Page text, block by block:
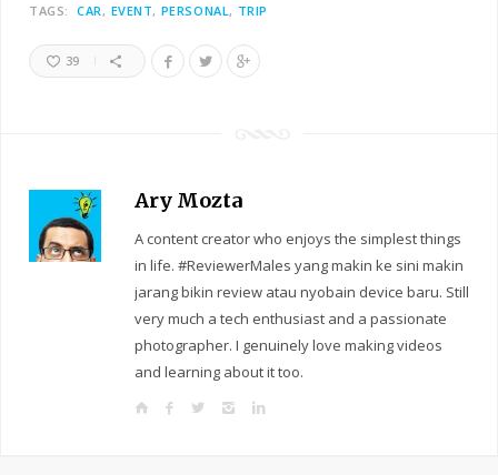
TAGS: CAR EVENT PERSONAL TRIP
39
Ary Mozta
A content creator who enjoys the simplest things
in life. #ReviewerMales yang makin ke sini makin
jarang bikin review atau nyobain device baru. Still
very much a tech enthusiast and a passionate
photographer. I genuinely love making videos
and learning about it too.
W
I